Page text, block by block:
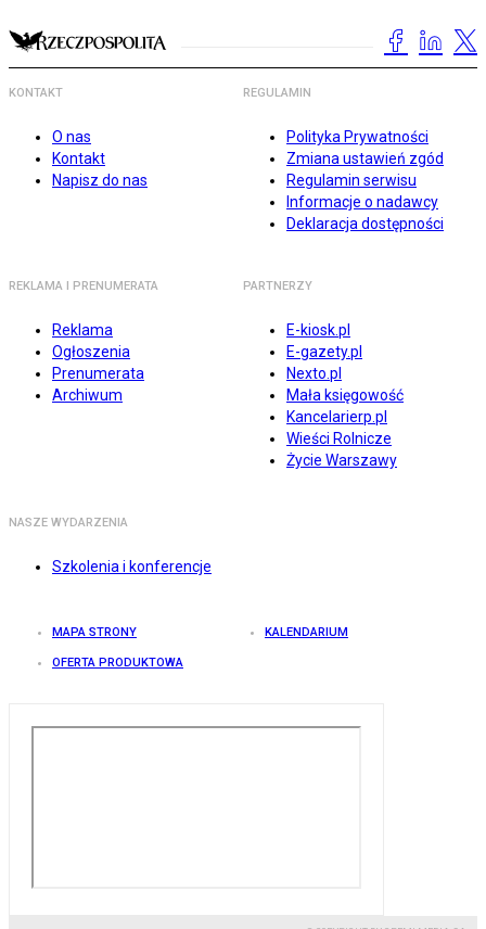
KONTAKT
O nas
Kontakt
Napisz do nas
REGULAMIN
Polityka Prywatności
Zmiana ustawień zgód
Regulamin serwisu
Informacje o nadawcy
Deklaracja dostępności
REKLAMA I PRENUMERATA
Reklama
Ogłoszenia
Prenumerata
Archiwum
PARTNERZY
E-kiosk.pl
E-gazety.pl
Nexto.pl
Mała księgowość
Kancelarierp.pl
Wieści Rolnicze
Życie Warszawy
NASZE WYDARZENIA
Szkolenia i konferencje
MAPA STRONY KALENDARIUM
OFERTA PRODUKTOWA